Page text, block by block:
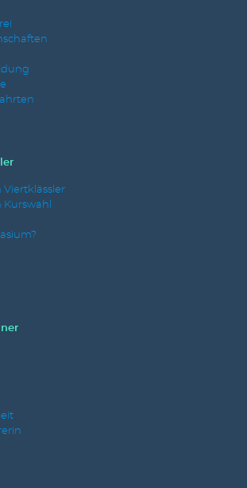
Viertklässler
Kurswahl